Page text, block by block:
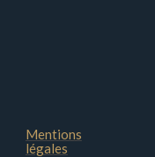
Mentions
légales